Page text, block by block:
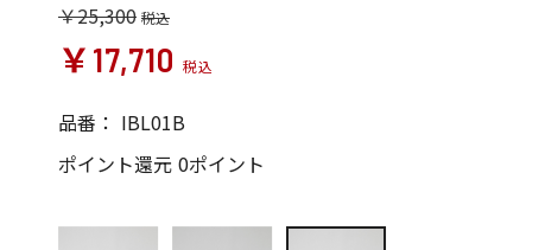
￥25,300
￥17,710
品番： IBL01B
ポイント還元 0ポイント